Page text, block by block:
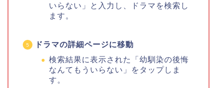
いらない」と入力し、ドラマを検索し
ます。
ドラマの詳細ページに移動
検索結果に表示された「幼馴染の後悔
なんてもういらない」をタップしま
す。